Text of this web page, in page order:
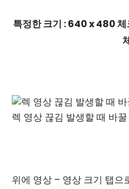
특정한 크기 : 640 x 480
렉 영상 끊김 발생할 때 바
위에 영상 – 영상 크기 탭으